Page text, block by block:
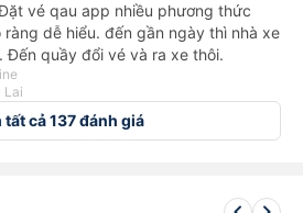
vé qau app nhiều phương thức
dễ hiểu. đến gần ngày thì nhà xe
Đến quầy đổi vé và ra xe thôi.
Lai
tất cả 137 đánh giá